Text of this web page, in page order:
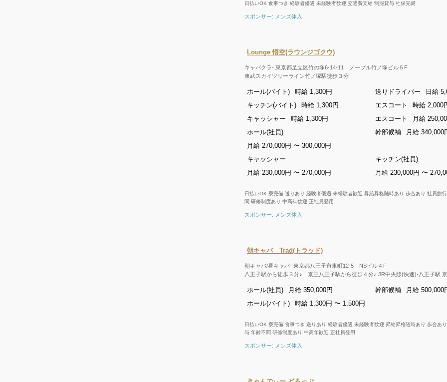
日払いOK 食事つき 経験者優遇 未経験者歓迎 交通費支給 制服貸与 社保完備
スポンサー: メンズ体入
Lounge 悟空(ラウンジゴクウ)
キャバクラ- 東京都足立区竹の塚6-14-11 ノーブル竹ノ塚ビル５F
東武スカイツリーライン竹ノ塚駅徒歩３分
ホール(バイト) 時給 1,300円 送りドライバー
日給
キッチン(バイト)
時給 1,300円 エスコート
時給 2,000
キャッシャー
時給 1,300円 エスコート
月給
ホール(社員)
月給 270,000円 〜 300,000円
幹部候補 月給 340,000
キャッシャー
月給 230,000円 〜 270,000円
キッチン(社員)
月給 230,000円 〜
日払いOK 寮完備 送りあり 経験者優遇 未経験者歓迎 昇給昇格随時あり 歩合あり 社員旅
問 研修制度あり 中高年歓迎 正社員登用
スポンサー: メンズ体入
朝キャバ Trad(トラッド)
朝キャバ/昼キャバ- 東京都八王子市東町12-5 NSビル４F
八王子駅から徒歩３分♪ 京王八王子駅から徒歩４分♪ JR中央線(快速)-八王子駅
ホール(社員) 月給 350,000円 幹部候補
月給 500,000
ホール(バイト)
時給 1,300円 〜 1,500円
日払いOK 寮完備 食事つき 送りあり 経験者優遇 未経験者歓迎 昇給昇格随時あり 歩合あ
与 年齢不問 研修制度あり 中高年歓迎 正社員登用
スポンサー: メンズ体入